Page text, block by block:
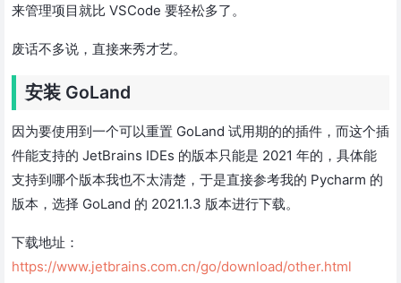
来管理项目就比 VSCode 要轻松多了。
废话不多说，直接来秀才艺。
安装 GoLand
因为要使用到一个可以重置 GoLand 试用期的的插件，而这个插
件能支持的 JetBrains IDEs 的版本只能是 2021 年的，具体能
支持到哪个版本我也不太清楚，于是直接参考我的 Pycharm 的
版本，选择 GoLand 的 2021.1.3 版本进行下载。
下载地址：
https://www.jetbrains.com.cn/go/download/other.html